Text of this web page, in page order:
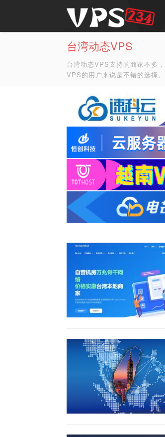
台湾动态VPS
台湾动态VPS支持的商家不多
VPS的用户来说是不错的选择。